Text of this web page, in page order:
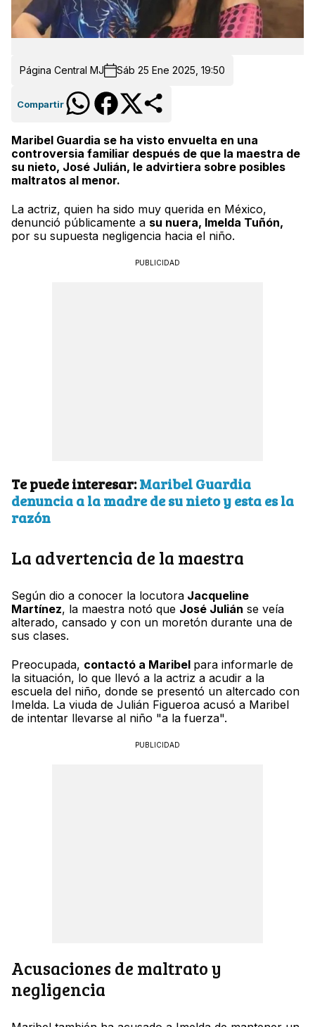
Página Central MJ Sáb 25 Ene 2025, 19:50
Compartir
Maribel Guardia se ha visto envuelta en una
controversia familiar después de que la maestra de
su nieto, José Julián, le advirtiera sobre posibles
maltratos al menor.
La actriz, quien ha sido muy querida en México,
denunció públicamente a su nuera, Imelda Tuñón,
por su supuesta negligencia hacia el niño.
PUBLICIDAD
Te puede interesar:Maribel Guardia
denuncia a la madre de su nieto y esta es la
razón
La advertencia de la maestra
Según dio a conocer la locutora Jacqueline
Martínez, la maestra notó que José Julián se veía
alterado, cansado y con un moretón durante una de
sus clases.
Preocupada, contactó a Maribel para informarle de
la situación, lo que llevó a la actriz a acudir a la
escuela del niño, donde se presentó un altercado con
Imelda. La viuda de Julián Figueroa acusó a Maribel
de intentar llevarse al niño "a la fuerza".
PUBLICIDAD
Acusaciones de maltrato y
negligencia